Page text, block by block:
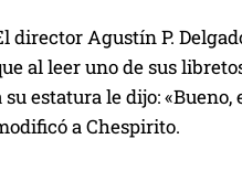
director Agustín P.
al leer uno de sus
su estatura le dijo:
a Chespirito.